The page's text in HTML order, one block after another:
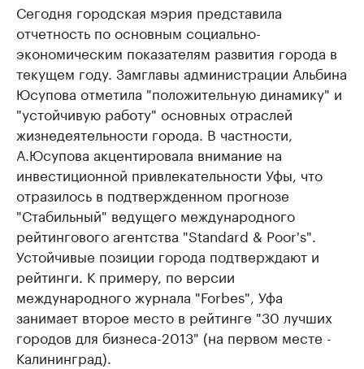
Сегодня городская мэрия представила
отчетность по основным социально-
экономическим показателям развития города в
текущем году. Замглавы администрации Альбина
Юсупова отметила "положительную динамику" и
"устойчивую работу" основных отраслей
жизнедеятельности города. В частности,
А.Юсупова акцентировала внимание на
инвестиционной привлекательности Уфы, что
отразилось в подтвержденном прогнозе
"Стабильный" ведущего международного
рейтингового агентства "Standard & Poor's".
Устойчивые позиции города подтверждают и
рейтинги. К примеру, по версии
международного журнала "Forbes", Уфа
занимает второе место в рейтинге "30 лучших
городов для бизнеса-2013" (на первом месте -
Калининград).